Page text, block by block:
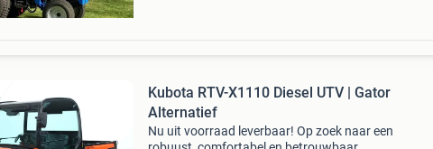
Kubota RTV-X1110 Diesel UTV | Gator
Alternatief
Nu uit voorraad leverbaar! Op zoek naar een